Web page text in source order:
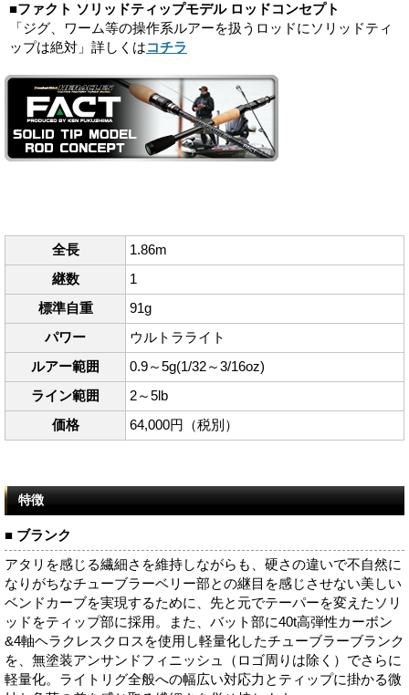
■ファクト ソリッドティップモデル ロッドコンセプト
「ジグ、ワーム等の操作系ルアーを扱うロッドにソリッドティ
ップは絶対」詳しくはコチラ
全長
1.86m
継数
1
標準自重
91g
パワー
ウルトラライト
ルアー範囲
0.9～5g(1/32～3/16oz)
ライン範囲
2～5lb
価格
64,000円（税別）
特徴
■ ブランク
アタリを感じる繊細さを維持しながらも、硬さの違いで不自然に
なりがちなチューブラーベリー部との継目を感じさせない美しい
ベンドカーブを実現するために、先と元でテーパーを変えたソリ
ッドをティップ部に採用。また、バット部に40t高弾性カーボン
&4軸ヘラクレスクロスを使用し軽量化したチューブラーブランク
を、無塗装アンサンドフィニッシュ（ロゴ周りは除く）でさらに
軽量化。ライトリグ全般への幅広い対応力とティップに掛かる微